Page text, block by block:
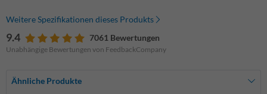
Weitere Spezifikationen dieses Produkts
9.4 7061 Bewertungen
Unabhängige Bewertungen von FeedbackCompany
Ähnliche Produkte